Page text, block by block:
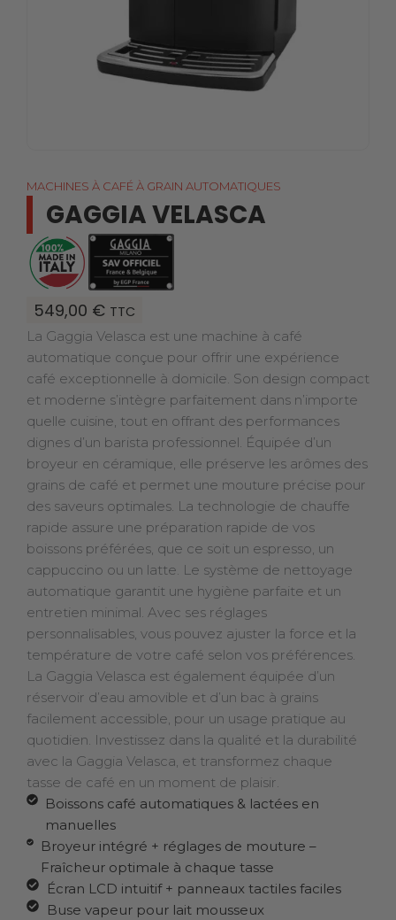
MACHINES À CAFÉ À GRAIN AUTOMATIQUES
GAGGIA VELASCA
549,00 € TTC
La Gaggia Velasca est une machine à café
automatique conçue pour offrir une expérience
café exceptionnelle à domicile. Son design compact
et moderne s’intègre parfaitement dans n’importe
quelle cuisine, tout en offrant des performances
dignes d’un barista professionnel. Équipée d’un
broyeur en céramique, elle préserve les arômes des
grains de café et permet une mouture précise pour
des saveurs optimales. La technologie de chauffe
rapide assure une préparation rapide de vos
boissons préférées, que ce soit un espresso, un
cappuccino ou un latte. Le système de nettoyage
automatique garantit une hygiène parfaite et un
entretien minimal. Avec ses réglages
personnalisables, vous pouvez ajuster la force et la
température de votre café selon vos préférences.
La Gaggia Velasca est également équipée d’un
réservoir d’eau amovible et d’un bac à grains
facilement accessible, pour un usage pratique au
quotidien. Investissez dans la qualité et la durabilité
avec la Gaggia Velasca, et transformez chaque
tasse de café en un moment de plaisir.
Boissons café automatiques & lactées en
manuelles
Broyeur intégré + réglages de mouture –
Fraîcheur optimale à chaque tasse
Écran LCD intuitif + panneaux tactiles faciles
Buse vapeur pour lait mousseux